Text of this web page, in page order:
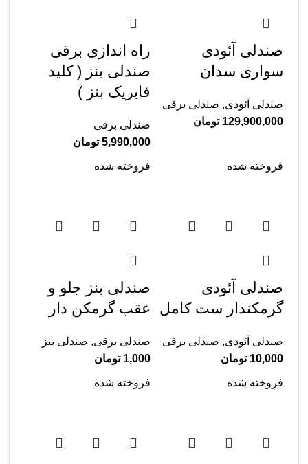
صندلی آئودی
سواری سدان
صندلی آئودی, صندلی برقی
129,900,000 تومان
راه اندازی برقی
صندلی بنز ( کلید
فابریک بنز )
صندلی برقی
5,990,000 تومان
فروخته شده
صندلی آئودی
گرمکندار ست کامل
صندلی آئودی, صندلی برقی
10,000 تومان
فروخته شده
صندلی بنز جلو و
عقب گرمکن دار
صندلی برقی, صندلی بنز
1,000 تومان
فروخته شده فروخته شده